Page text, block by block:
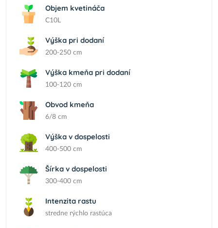
Objem kvetináča
C10L
Výška pri dodaní
200-250 cm
Výška kmeňa pri dodaní
100-120 cm
Obvod kmeňa
6/8 cm
Výška v dospelosti
400-500 cm
Šírka v dospelosti
300-400 cm
Intenzita rastu
stredne rýchlo rastúca